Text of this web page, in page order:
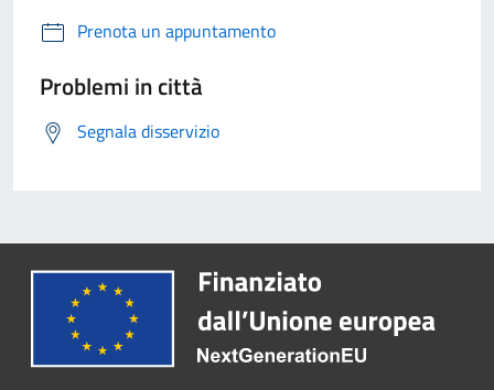
Prenota un appuntamento
Problemi in città
Segnala disservizio